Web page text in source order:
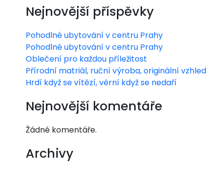
vho
dn
á?
Nejnovější příspěvky
Pohodlné ubytování v centru Prahy
Pohodlné ubytování v centru Prahy
Oblečení pro každou příležitost
Přírodní matriál, ruční výroba, originální vzhled
Hrdí když se vítězí, věrní když se nedaří
Nejnovější komentáře
Žádné komentáře.
Archivy